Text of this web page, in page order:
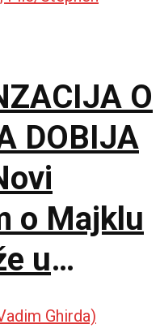
O
DOBIJA
o Majklu
u